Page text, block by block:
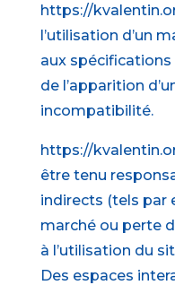
https://
l’utilisation d’un
aux
de l’apparition
incompatibilité.
https://
être tenu
indirects (tels par
marché ou perte
à l’utilisation du
Des espaces